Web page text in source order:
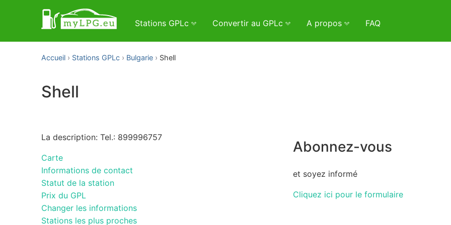
Stations GPLc Convertir au GPLc A propos FAQ
Accueil Stations GPLc Bulgarie Shell
Shell
La description: Tel.: 899996757
Carte
Informations de contact
Statut de la station
Prix du GPL
Changer les informations
Stations les plus proches
Abonnez-vous
et soyez informé
Cliquez ici pour le formulaire